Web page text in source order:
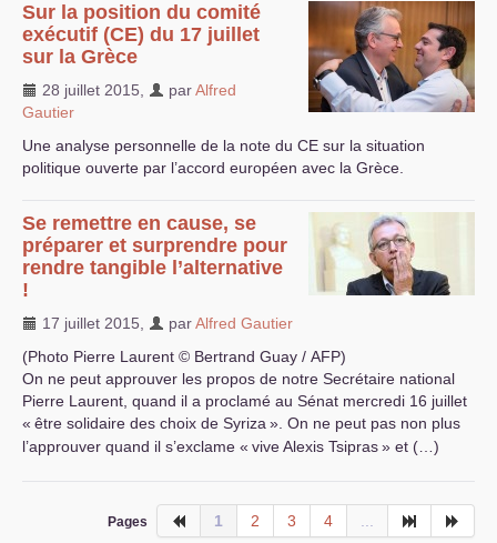
Sur la position du comité
exécutif (CE) du 17 juillet
sur la Grèce
28 juillet 2015 parAlfred
Gautier
Une analyse personnelle de la note du CE sur la situation
politique ouverte par l’accord européen avec la Grèce.
Se remettre en cause, se
préparer et surprendre pour
rendre tangible l’alternative
!
17 juillet 2015 parAlfred Gautier
(Photo Pierre Laurent © Bertrand Guay / AFP)
On ne peut approuver les propos de notre Secrétaire national
Pierre Laurent, quand il a proclamé au Sénat mercredi 16 juillet
« être solidaire des choix de Syriza ». On ne peut pas non plus
l’approuver quand il s’exclame « vive Alexis Tsipras» et (…)
Pages 1 2 3 4